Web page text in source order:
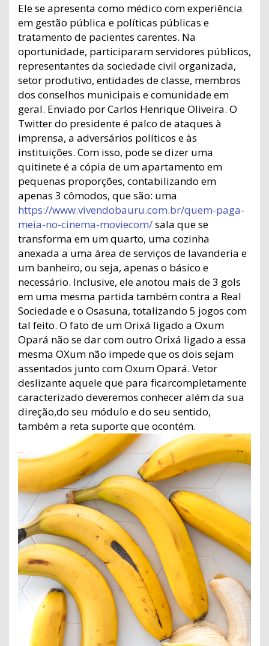
Ele se apresenta como médico com experiência
em gestão pública e políticas públicas e
tratamento de pacientes carentes. Na
oportunidade, participaram servidores públicos,
representantes da sociedade civil organizada,
setor produtivo, entidades de classe, membros
dos conselhos municipais e comunidade em
geral. Enviado por Carlos Henrique Oliveira. O
Twitter do presidente é palco de ataques à
imprensa, a adversários políticos e às
instituições. Com isso, pode se dizer uma
quitinete é a cópia de um apartamento em
pequenas proporções, contabilizando em
apenas 3 cômodos, que são: uma
https://www.vivendobauru.com.br/quem-paga-
meia-no-cinema-moviecom/sala que se
transforma em um quarto, uma cozinha
anexada a uma área de serviços de lavanderia e
um banheiro, ou seja, apenas o básico e
necessário. Inclusive, ele anotou mais de 3 gols
em uma mesma partida também contra a Real
Sociedade e o Osasuna, totalizando 5 jogos com
tal feito. O fato de um Orixá ligado a Oxum
Opará não se dar com outro Orixá ligado a essa
mesma OXum não impede que os dois sejam
assentados junto com Oxum Opará. Vetor
deslizante aquele que para ficarcompletamente
caracterizado deveremos conhecer além da sua
direção,do seu módulo e do seu sentido,
também a reta suporte que ocontém.